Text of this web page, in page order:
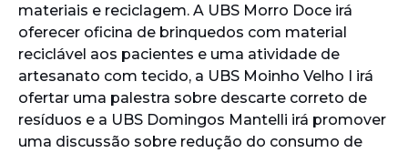
materiais e reciclagem. A UBS Morro Doce irá
oferecer oficina de brinquedos com material
reciclável aos pacientes e uma atividade de
artesanato com tecido, a UBS Moinho Velho I irá
ofertar uma palestra sobre descarte correto de
resíduos e a UBS Domingos Mantelli irá promover
uma discussão sobre redução do consumo de